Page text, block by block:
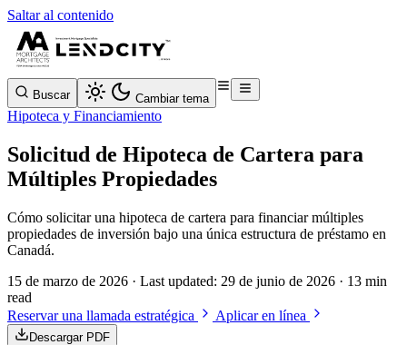
Saltar al contenido
Buscar Cambiar tema
Hipoteca y Financiamiento
Solicitud de Hipoteca de Cartera para
Múltiples Propiedades
Cómo solicitar una hipoteca de cartera para financiar múltiples
propiedades de inversión bajo una única estructura de préstamo en
Canadá.
15 de marzo de 2026 · Last updated: 29 de junio de 2026 · 13 min
read
Reservar una llamada estratégica
Aplicar en línea
Descargar PDF